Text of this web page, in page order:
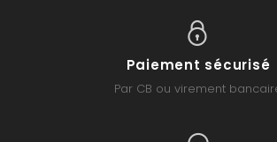
Paiement sécurisé
Par CB ou virement